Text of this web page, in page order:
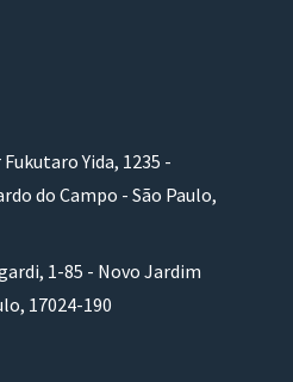
Yida, 1235 -
do Campo - São Paulo,
1-85 - Novo Jardim
17024-190